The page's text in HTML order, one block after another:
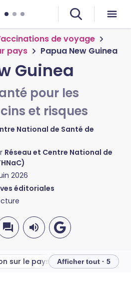
de voyage
pays
Papua New Guinea
Guinea
pour les
et risques
National de Santé de
Réseau et Centre National de
2026
éditoriales
sur le pays Informations
Afficher tout · 5